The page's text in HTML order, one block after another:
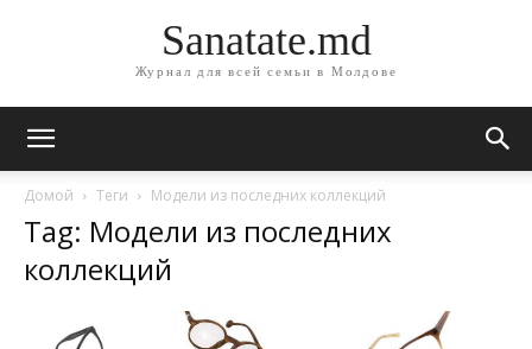
Sanatate.md
Журнал для всей семьи в Молдове
Домой Теги Модели из последних коллекций
Tag: Модели из последних
коллекций